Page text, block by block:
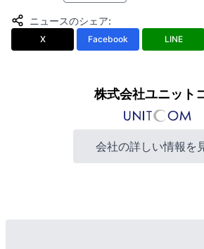
ニュースのシェア:
X Facebook LINE
株式会社ユニット
会社の詳しい情報を